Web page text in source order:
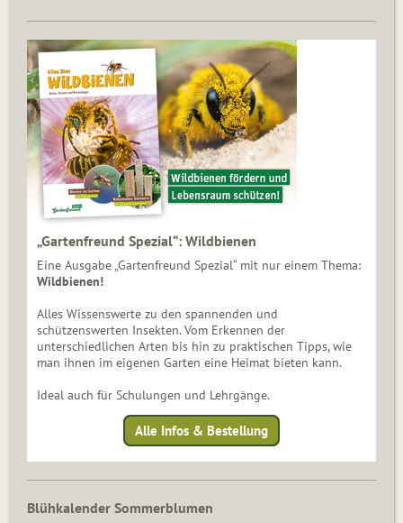
„Gartenfreund Spezial“: Wildbienen
Eine Ausgabe „Gartenfreund Spezial“ mit nur einem Thema:
Wildbienen!
Alles Wissenswerte zu den spannenden und
schützenswerten Insekten. Vom Erkennen der
unterschiedlichen Arten bis hin zu praktischen Tipps, wie
man ihnen im eigenen Garten eine Heimat bieten kann.
Ideal auch für Schulungen und Lehrgänge.
Alle Infos & Bestellung
Blühkalender Sommerblumen